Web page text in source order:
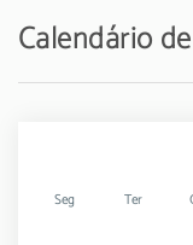
Calendário
Seg Ter